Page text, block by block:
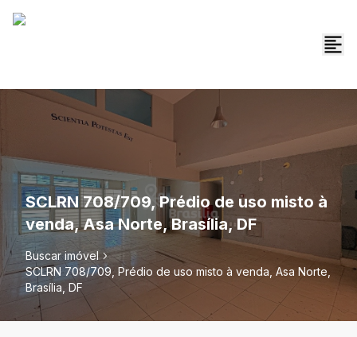
SCLRN 708/709, Prédio de uso misto à
venda, Asa Norte, Brasília, DF
Buscar imóvel
SCLRN 708/709, Prédio de uso misto à venda, Asa Norte,
Brasília, DF